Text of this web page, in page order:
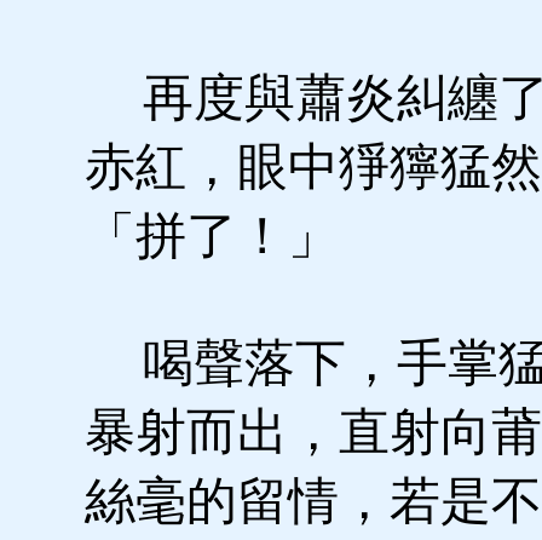
再度與蕭炎糾纏
赤紅，眼中猙獰猛
「拼了！」
喝聲落下，手掌
暴射而出，直射向
絲毫的留情，若是